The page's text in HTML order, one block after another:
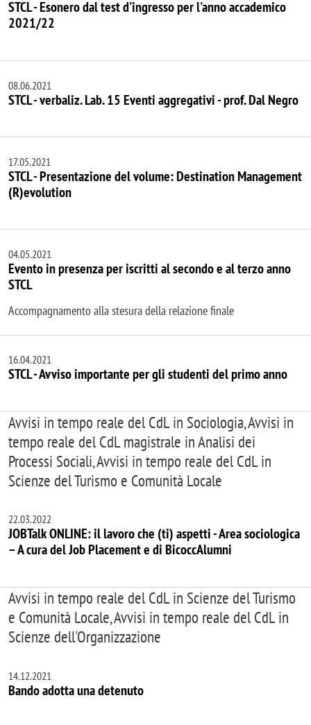
STCL - Esonero dal test d'ingresso per l'anno accademico
2021/22
08.06.2021
STCL - verbaliz. Lab. 15 Eventi aggregativi - prof. Dal Negro
17.05.2021
STCL - Presentazione del volume: Destination Management
(R)evolution
04.05.2021
Evento in presenza per iscritti al secondo e al terzo anno
STCL
Accompagnamento alla stesura della relazione finale
16.04.2021
STCL - Avviso importante per gli studenti del primo anno
Avvisi in tempo reale del CdL in Sociologia, Avvisi in
tempo reale del CdL magistrale in Analisi dei
Processi Sociali, Avvisi in tempo reale del CdL in
Scienze del Turismo e Comunità Locale
22.03.2022
JOBTalk ONLINE: il lavoro che (ti) aspetti - Area sociologica
– A cura del Job Placement e di BicoccAlumni
Avvisi in tempo reale del CdL in Scienze del Turismo
e Comunità Locale, Avvisi in tempo reale del CdL in
Scienze dell'Organizzazione
14.12.2021
Bando adotta una detenuto